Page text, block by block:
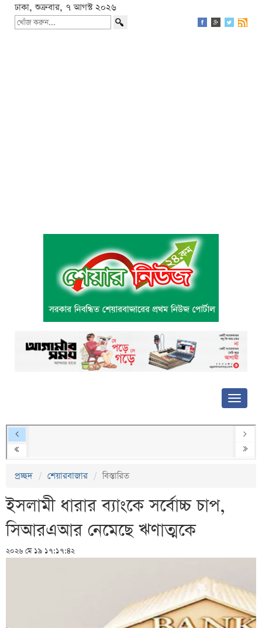
ঢাকা, শুক্রবার, ৭ আগস্ট ২০২৬
প্রচ্ছদ শেয়ারবাজার বিস্তারিত
ইসলামী ধারার ব্যাংকে সর্বোচ্চ চাপ,
সিআরএআর নেমেছে ঋণাত্মকে
২০২৬ মে ১৯ ১৭:১৭:৪২